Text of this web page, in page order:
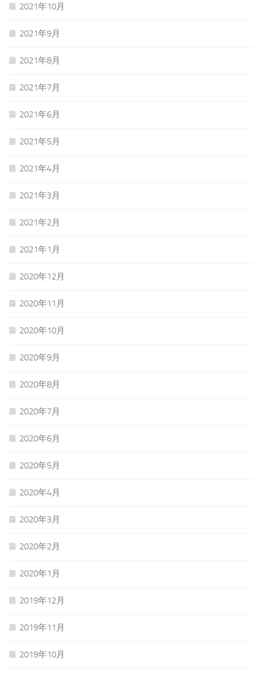
2021年10月
2021年9月
2021年8月
2021年7月
2021年6月
2021年5月
2021年4月
2021年3月
2021年2月
2021年1月
2020年12月
2020年11月
2020年10月
2020年9月
2020年8月
2020年7月
2020年6月
2020年5月
2020年4月
2020年3月
2020年2月
2020年1月
2019年12月
2019年11月
2019年10月